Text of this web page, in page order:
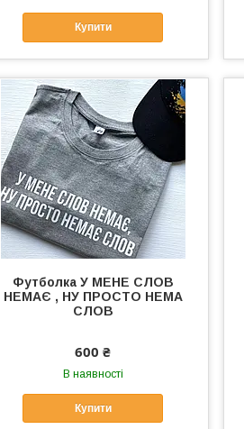
Купити
Футболка У МЕНЕ СЛОВ
НЕМАЄ , НУ ПРОСТО НЕМА
СЛОВ
600 ₴
В наявності
Купити